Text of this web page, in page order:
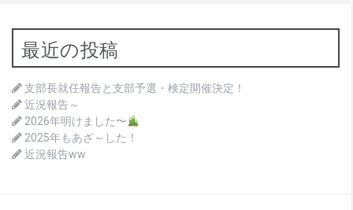
最近の投稿
支部長就任報告と支部予選・検定開催決定！
近況報告～
2026年明けました〜
2025年もあざ～した！
近況報告ww